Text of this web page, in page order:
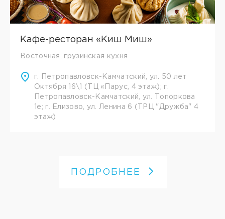
Кафе-ресторан «Киш Миш»
Восточная, грузинская кухня
г. Петропавловск-Камчатский, ул. 50 лет
Октября 16\1 (ТЦ «Парус, 4 этаж); г.
Петропавловск-Камчатский, ул. Топоркова
1е; г. Елизово, ул. Ленина 6 (ТРЦ "Дружба" 4
этаж)
ПОДРОБНЕЕ